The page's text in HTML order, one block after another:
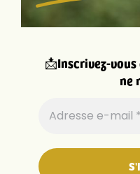
📩Inscrivez-
ne